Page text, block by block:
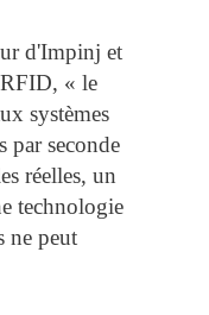
d'Impinj et
« le
systèmes
par seconde
réelles, un
technologie
ne peut